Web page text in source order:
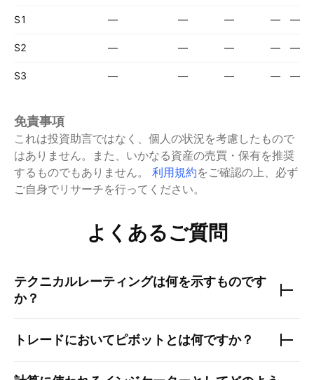
S1 — — — — —
S2 — — — — —
S3 — — — — —
免責事項
これは投資助言ではなく、個人の状況を考慮したもので
はありません。また、いかなる資産の売買・保有を推奨
するものでもありません。
利用規約をご確認の上、必ず
ご自身でリサーチを行ってください。
よくあるご質問
テクニカルレーティングは何を示すものです
か？
トレードにおいてピボットとは何ですか？